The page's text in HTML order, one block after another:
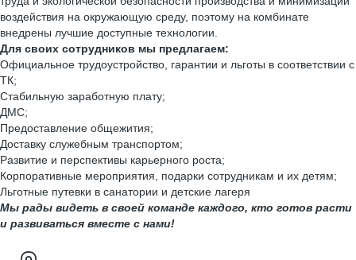
воздействия на окружающую среду, поэтому на комбинате
внедрены лучшие доступные технологии.
Для своих сотрудников мы предлагаем:
Официальное трудоустройство, гарантии и льготы в соответствии с
ТК;
Стабильную заработную плату;
ДМС;
Предоставление общежития;
Доставку служебным транспортом;
Развитие и перспективы карьерного роста;
Корпоративные мероприятия, подарки сотрудникам и их детям;
Льготные путевки в санатории и детские лагеря
Мы рады видеть в своей команде каждого, кто готов расти
и развиваться вместе с нами!